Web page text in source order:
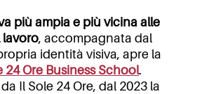
più ampia e più vicina alle
lavoro, accompagnata dal
identità visiva, apre la
24 Ore Business School.
Il Sole 24 Ore, dal 2023 la